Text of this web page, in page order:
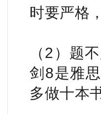
时要严格
（2）题
剑8是雅
多做十本